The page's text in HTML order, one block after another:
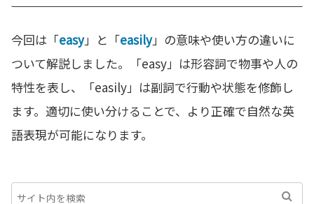
今回は「easy」と「easily」の意味や使い方の違いに
ついて解説しました。「easy」は形容詞で物事や人の
特性を表し、「easily」は副詞で行動や状態を修飾し
ます。適切に使い分けることで、より正確で自然な英
語表現が可能になります。